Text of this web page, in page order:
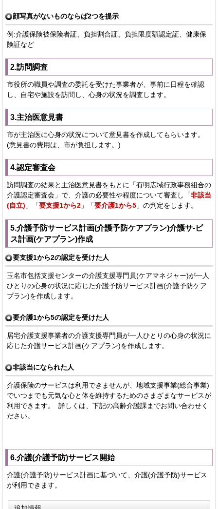
顔写真がないものならば2つを提示
例:介護保険被保険者証、負担割合証、負担限度額認定証、健康保
険証など
2.訪問調査
市役所の職員や調査の委託を受けた事業者が、事前に日程を確認
し、自宅や施設を訪問し、心身の状況を調査します。
3.主治医意見書
市が主治医に心身の状況について意見書を作成してもらいます。
(意見書の費用は、市が負担します。)
4.認定審査会
訪問調査の結果と主治医意見書をもとに「有明広域行政事務組合の
介護認定審査会」で、介護の必要性や程度について審査し「非該当
(自立) 」「要支援1から2 」「要介護1から5 」の判定をします。
5.介護予防サービス計画(介護予防ケアプラン)介護サ-ビ
ス計画(ケアプラン)作成
要支援1から2の認定を受けた人
玉名市包括支援センターの介護支援専門員(ケアマネジャー)が一人
ひとりの心身の状況に応じた介護予防サービス計画(介護予防ケア
プラン)を作成します。
要介護1から5の認定を受けた人
居宅介護支援事業者の介護支援専門員が一人ひとりの心身の状況に
応じた介護サービス計画(ケアプラン)を作成します。
非該当になられた人
介護保険のサービスは利用できませんが、地域支援事業(総合事業)
でいつまでも元気な心と体を維持するためのさまざまなサービスが
利用できます。 詳しくは、下記の高齢介護課までお問い合わせく
ださい。
6.介護(介護予防)サービス開始
介護(介護予防)サービス計画に基づいて、介護(介護予防)サービス
が利用できます。